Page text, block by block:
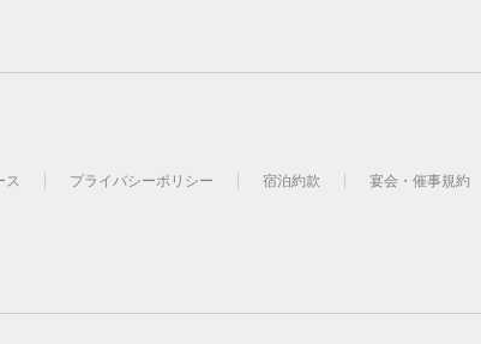
ス プライバシーポリシー 宿泊約款 宴会・催事規約